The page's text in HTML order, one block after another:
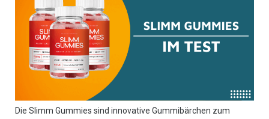
Die Slimm Gummies sind innovative Gummibärchen zum